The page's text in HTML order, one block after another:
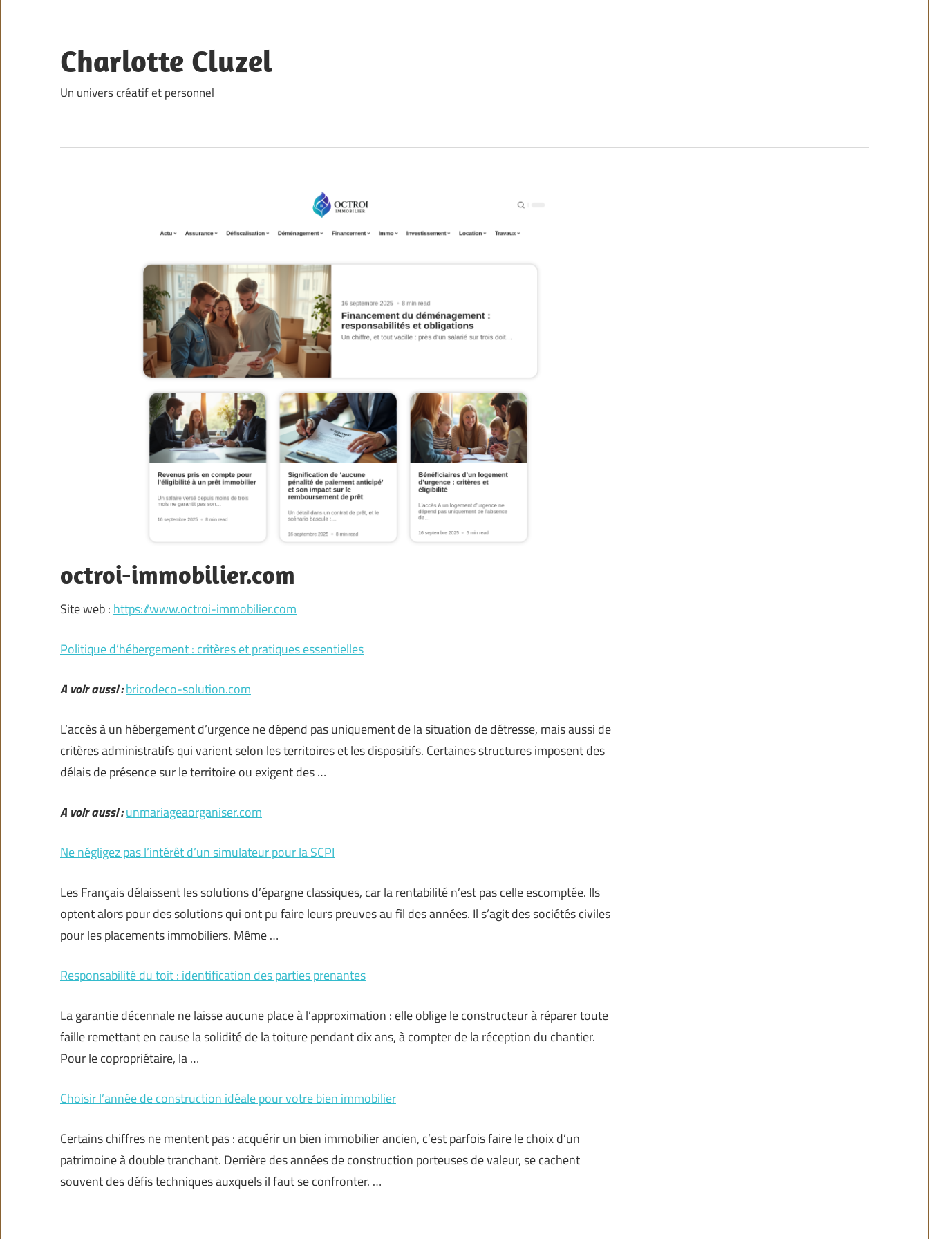
content
Charlotte Cluzel
Un univers créatif et personnel
octroi-immobilier.com
Site web : https://www.octroi-immobilier.com
Politique d’hébergement : critères et pratiques essentielles
A voir aussi :bricodeco-solution.com
L’accès à un hébergement d’urgence ne dépend pas uniquement de la situation de détresse, mais aussi de
critères administratifs qui varient selon les territoires et les dispositifs. Certaines structures imposent des
délais de présence sur le territoire ou exigent des …
A voir aussi :unmariageaorganiser.com
Ne négligez pas l’intérêt d’un simulateur pour la SCPI
Les Français délaissent les solutions d’épargne classiques, car la rentabilité n’est pas celle escomptée. Ils
optent alors pour des solutions qui ont pu faire leurs preuves au fil des années. Il s’agit des sociétés civiles
pour les placements immobiliers. Même …
Responsabilité du toit : identification des parties prenantes
La garantie décennale ne laisse aucune place à l’approximation : elle oblige le constructeur à réparer toute
faille remettant en cause la solidité de la toiture pendant dix ans, à compter de la réception du chantier.
Pour le copropriétaire, la …
Choisir l’année de construction idéale pour votre bien immobilier
Certains chiffres ne mentent pas : acquérir un bien immobilier ancien, c’est parfois faire le choix d’un
patrimoine à double tranchant. Derrière des années de construction porteuses de valeur, se cachent
souvent des défis techniques auxquels il faut se confronter. …